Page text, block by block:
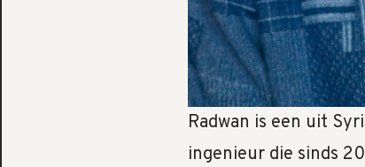
Radwan is een uit
ingenieur die sinds